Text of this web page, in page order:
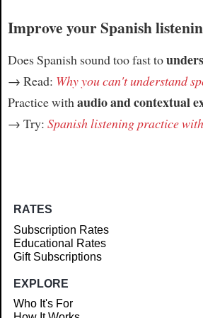
Improve your Spanish
Does Spanish sound too fast to
→ Read: Why you can't understand
Practice withaudio and contextual
→ Try: Spanish listening practice
RATES
Subscription Rates
Educational Rates
Gift Subscriptions
EXPLORE
Who It's For